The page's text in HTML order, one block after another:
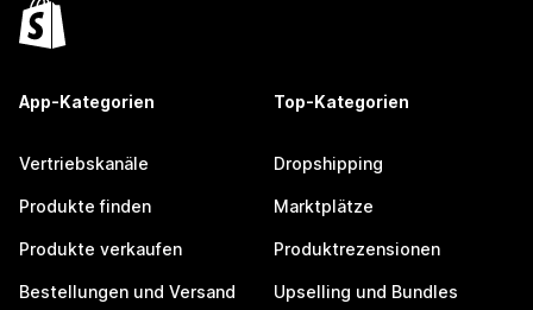
App-Kategorien
Vertriebskanäle
Produkte finden
Produkte verkaufen
Bestellungen und Versand
Top-Kategorien
Dropshipping
Marktplätze
Produktrezensionen
Upselling und Bundles